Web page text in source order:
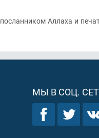
посланником Аллаха и
МЫ В СОЦ.